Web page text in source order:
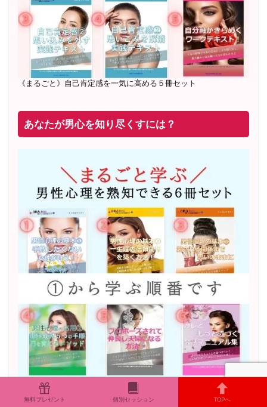
2019年6月 恋愛コーチとして活動を開始
《まるごと》自己肯定感を一気に高める５冊セット
あなたが男心を知り尽くすには？
《まるごと》男心を熟知し愛され女性！6冊セット
無料プレゼント 個別セッション TOPへ